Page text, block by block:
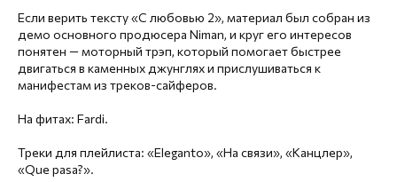
Если верить тексту «С любовью 2», материал был собран из
демо основного продюсера Niman, и круг его интересов
понятен — моторный трэп, который помогает быстрее
двигаться в каменных джунглях и прислушиваться к
манифестам из треков-сайферов.
На фитах: Fardi.
Треки для плейлиста: «Eleganto», «На связи», «Канцлер»,
«Que pasa?».